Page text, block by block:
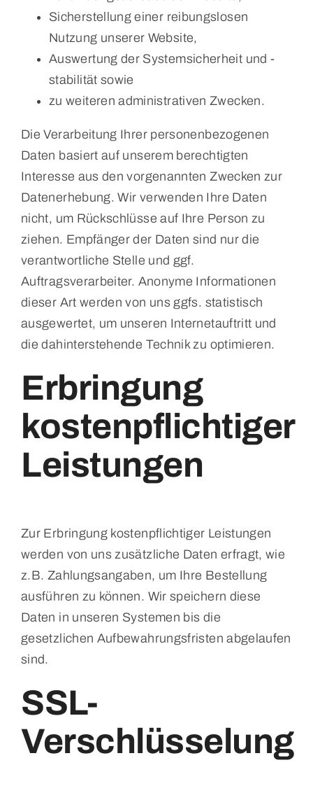
Sicherstellung einer reibungslosen
Nutzung unserer Website,
Auswertung der Systemsicherheit und -
stabilität sowie
zu weiteren administrativen Zwecken.
Die Verarbeitung Ihrer personenbezogenen
Daten basiert auf unserem berechtigten
Interesse aus den vorgenannten Zwecken zur
Datenerhebung. Wir verwenden Ihre Daten
nicht, um Rückschlüsse auf Ihre Person zu
ziehen. Empfänger der Daten sind nur die
verantwortliche Stelle und ggf.
Auftragsverarbeiter. Anonyme Informationen
dieser Art werden von uns ggfs. statistisch
ausgewertet, um unseren Internetauftritt und
die dahinterstehende Technik zu optimieren.
Erbringung
kostenpflichtiger
Leistungen
Zur Erbringung kostenpflichtiger Leistungen
werden von uns zusätzliche Daten erfragt, wie
z.B. Zahlungsangaben, um Ihre Bestellung
ausführen zu können. Wir speichern diese
Daten in unseren Systemen bis die
gesetzlichen Aufbewahrungsfristen abgelaufen
sind.
SSL-
Verschlüsselung